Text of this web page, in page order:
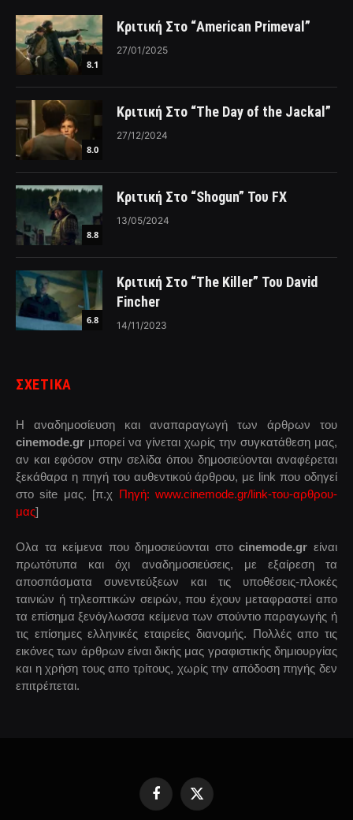
8.1
Κριτική Στο “American Primeval”
27/01/2025
8.0
Κριτική Στο “The Day of the Jackal”
27/12/2024
8.8
Κριτική Στο “Shogun” Του FX
13/05/2024
6.8
Κριτική Στο “The Killer” Του David
Fincher
14/11/2023
ΣΧΕΤΙΚΑ
Η αναδημοσίευση και αναπαραγωγή των άρθρων του
cinemode.gr μπορεί να γίνεται χωρίς την συγκατάθεση μας,
αν και εφόσον στην σελίδα όπου δημοσιεύονται αναφέρεται
ξεκάθαρα η πηγή του αυθεντικού άρθρου, με link που οδηγεί
στο site μας. [π.χ Πηγή: www.cinemode.gr/link-του-αρθρου-
μας]
Ολα τα κείμενα που δημοσιεύονται στοcinemode.gr είναι
πρωτότυπα και όχι αναδημοσιεύσεις, με εξαίρεση τα
αποσπάσματα συνεντεύξεων και τις υποθέσεις-πλοκές
ταινιών ή τηλεοπτικών σειρών, που έχουν μεταφραστεί απο
τα επίσημα ξενόγλωσσα κείμενα των στούντιο παραγωγής ή
τις επίσημες ελληνικές εταιρείες διανομής. Πολλές απο τις
εικόνες των άρθρων είναι δικής μας γραφιστικής δημιουργίας
και η χρήση τους απο τρίτους, χωρίς την απόδοση πηγής δεν
επιτρέπεται.
FacebookX